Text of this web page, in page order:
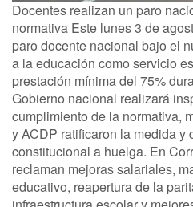
Docentes realizan un paro
normativa Este lunes 3 de
paro docente nacional bajo el
a la educación como servicio
prestación mínima del 75%
Gobierno nacional realizará
cumplimiento de la normativa,
y ACDP ratificaron la medida y
constitucional a huelga. En
reclaman mejoras salariales,
educativo, reapertura de la